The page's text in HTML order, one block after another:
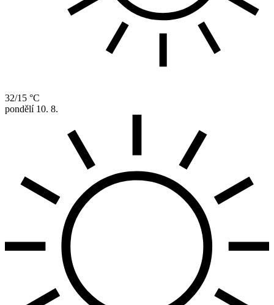
32/15 °C
pondělí 10. 8.